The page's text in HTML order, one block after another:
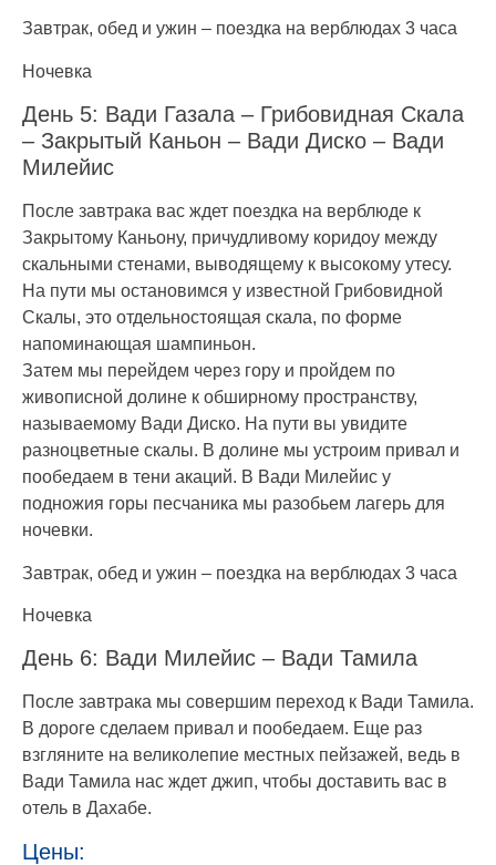
Завтрак, обед и ужин – поездка на верблюдах 3 часа
Ночевка
День 5: Вади Газала – Грибовидная Скала
– Закрытый Каньон – Вади Диско – Вади
Милейис
После завтрака вас ждет поездка на верблюде к
Закрытому Каньону, причудливому коридоу между
скальными стенами, выводящему к высокому утесу.
На пути мы остановимся у известной Грибовидной
Скалы, это отдельностоящая скала, по форме
напоминающая шампиньон.
Затем мы перейдем через гору и пройдем по
живописной долине к обширному пространству,
называемому Вади Диско. На пути вы увидите
разноцветные скалы. В долине мы устроим привал и
пообедаем в тени акаций. В Вади Милейис у
подножия горы песчаника мы разобьем лагерь для
ночевки.
Завтрак, обед и ужин – поездка на верблюдах 3 часа
Ночевка
День 6: Вади Милейис – Вади Тамила
После завтрака мы совершим переход к Вади Тамила.
В дороге сделаем привал и пообедаем. Еще раз
взгляните на великолепие местных пейзажей, ведь в
Вади Тамила нас ждет джип, чтобы доставить вас в
отель в Дахабе.
Цены: